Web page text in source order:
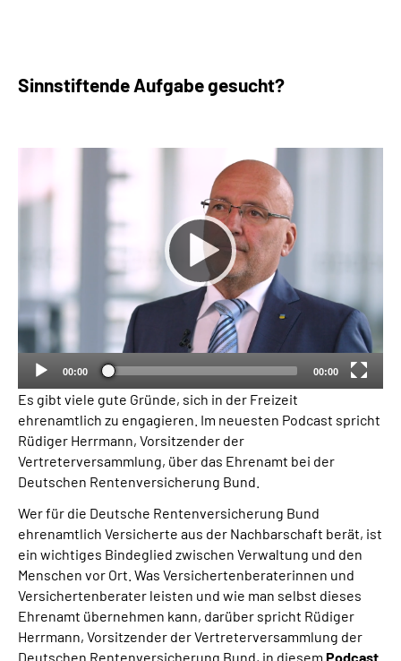
Sinnstiftende Aufgabe gesucht?
Es gibt viele gute Gründe, sich in der Freizeit
ehrenamtlich zu engagieren. Im neuesten Podcast spricht
Rüdiger Herrmann, Vorsitzender der
Vertreterversammlung, über das Ehrenamt bei der
Deutschen Rentenversicherung Bund.
Wer für die Deutsche Rentenversicherung Bund
ehrenamtlich Versicherte aus der Nachbarschaft berät, ist
ein wichtiges Bindeglied zwischen Verwaltung und den
Menschen vor Ort. Was Versichertenberaterinnen und
Versichertenberater leisten und wie man selbst dieses
Ehrenamt übernehmen kann, darüber spricht Rüdiger
Herrmann, Vorsitzender der Vertreterversammlung der
Deutschen Rentenversicherung Bund, in diesem Podcast
00:00 00:00